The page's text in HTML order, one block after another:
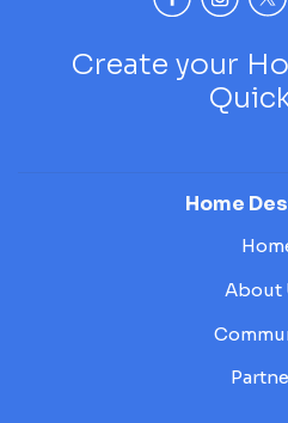
Create your
Home
About